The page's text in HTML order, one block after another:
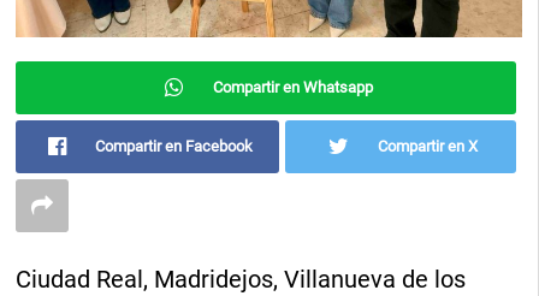
Compartir en Whatsapp
Compartir en Facebook Compartir en X
Ciudad Real, Madridejos, Villanueva de los